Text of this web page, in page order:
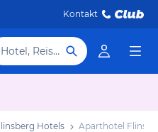
Kontakt
Hotel, Reiseziel
Hotels Aparthotel Flinski